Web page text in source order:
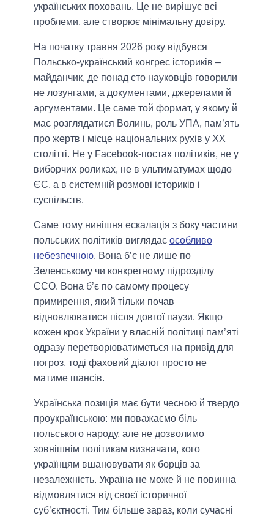
українських поховань. Це не вирішує всі
проблеми, але створює мінімальну довіру.
На початку травня 2026 року відбувся
Польсько-український конгрес істориків –
майданчик, де понад сто науковців говорили
не лозунгами, а документами, джерелами й
аргументами. Це саме той формат, у якому й
має розглядатися Волинь, роль УПА, пам’ять
про жертв і місце національних рухів у ХХ
столітті. Не у Facebook-постах політиків, не у
виборчих роликах, не в ультиматумах щодо
ЄС, а в системній розмові істориків і
суспільств.
Саме тому нинішня ескалація з боку частини
польських політиків виглядає особливо
небезпечною. Вона б’є не лише по
Зеленському чи конкретному підрозділу
ССО. Вона б’є по самому процесу
примирення, який тільки почав
відновлюватися після довгої паузи. Якщо
кожен крок України у власній політиці пам’яті
одразу перетворюватиметься на привід для
погроз, тоді фаховий діалог просто не
матиме шансів.
Українська позиція має бути чесною й твердо
проукраїнською: ми поважаємо біль
польського народу, але не дозволимо
зовнішнім політикам визначати, кого
українцям вшановувати як борців за
незалежність. Україна не може й не повинна
відмовлятися від своєї історичної
суб’єктності. Тим більше зараз, коли сучасні